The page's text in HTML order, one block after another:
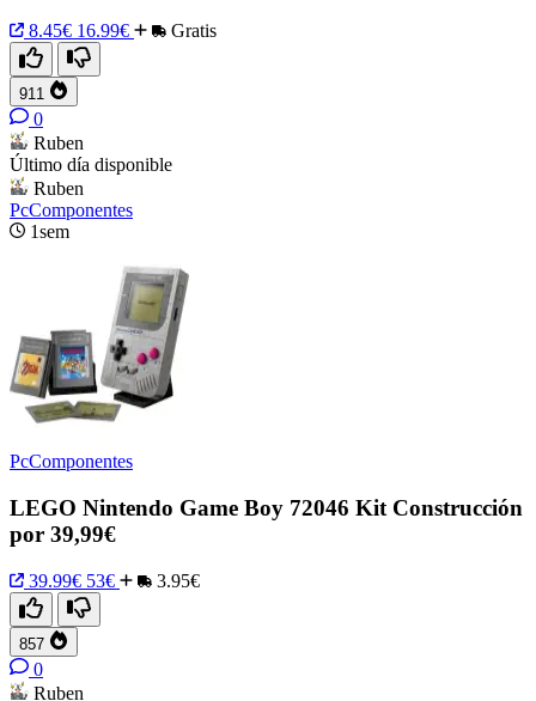
8.45€ 16.99€ Gratis
911
0
Ruben
Último día disponible
Ruben
PcComponentes
1sem
PcComponentes
LEGO Nintendo Game Boy 72046 Kit Construcción
por 39,99€
39.99€ 53€ 3.95€
857
0
Ruben